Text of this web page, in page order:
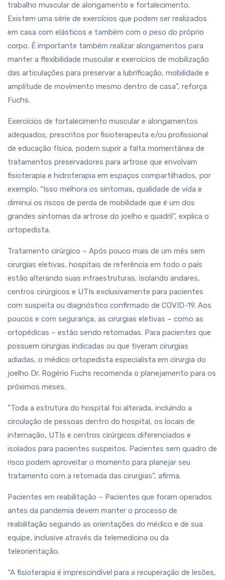
trabalho muscular de alongamento e fortalecimento.
Existem uma série de exercícios que podem ser realizados
em casa com elásticos e também com o peso do próprio
corpo. É importante também realizar alongamentos para
manter a flexibilidade muscular e exercícios de mobilização
das articulações para preservar a lubrificação, mobilidade e
amplitude de movimento mesmo dentro de casa”, reforça
Fuchs.
Exercícios de fortalecimento muscular e alongamentos
adequados, prescritos por fisioterapeuta e/ou profissional
de educação física, podem suprir a falta momentânea de
tratamentos preservadores para artrose que envolvam
fisioterapia e hidroterapia em espaços compartilhados, por
exemplo. “Isso melhora os sintomas, qualidade de vida e
diminui os riscos de perda de mobilidade que é um dos
grandes sintomas da artrose do joelho e quadril”, explica o
ortopedista.
Tratamento cirúrgico – Após pouco mais de um mês sem
cirurgias eletivas, hospitais de referência em todo o país
estão alterando suas infraestruturas, isolando andares,
centros cirúrgicos e UTIs exclusivamente para pacientes
com suspeita ou diagnóstico confirmado de COVID-19. Aos
poucos e com segurança, as cirurgias eletivas – como as
ortopédicas – estão sendo retomadas. Para pacientes que
possuem cirurgias indicadas ou que tiveram cirurgias
adiadas, o médico ortopedista especialista em cirurgia do
joelho Dr. Rogério Fuchs recomenda o planejamento para os
próximos meses.
“Toda a estrutura do hospital foi alterada, incluindo a
circulação de pessoas dentro do hospital, os locais de
internação, UTIs e centros cirúrgicos diferenciados e
isolados para pacientes suspeitos. Pacientes sem quadro de
risco podem aproveitar o momento para planejar seu
tratamento com a retomada das cirurgias”, afirma.
Pacientes em reabilitação – Pacientes que foram operados
antes da pandemia devem manter o processo de
reabilitação seguindo as orientações do médico e de sua
equipe, inclusive através da telemedicina ou da
teleorientação.
“A fisioterapia é imprescindível para a recuperação de lesões,